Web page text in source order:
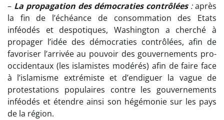
– La propagation des démocraties contrôlées:après
la fin de l’échéance de consommation des Etats
inféodés et despotiques, Washington a cherché à
propager l’idée des démocraties contrôlées, afin de
favoriser l’arrivée au pouvoir des gouvernements pro-
occidentaux (les islamistes modérés) afin de faire face
à l’islamisme extrémiste et d’endiguer la vague de
protestations populaires contre les gouvernements
inféodés et étendre ainsi son hégémonie sur les pays
de la région.